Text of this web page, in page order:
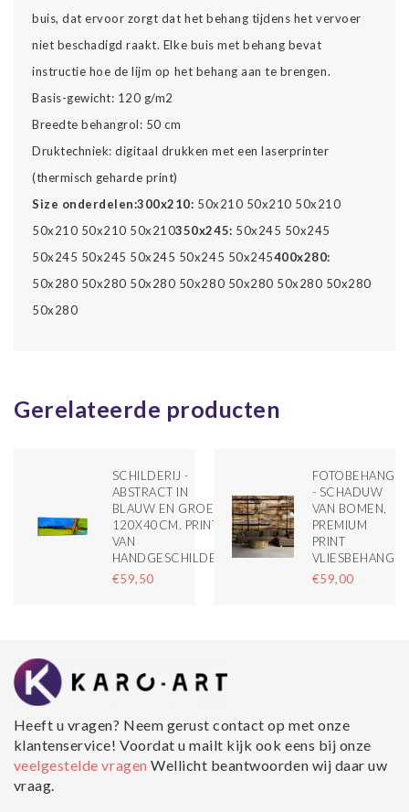
buis, dat ervoor zorgt dat het behang tijdens het vervoer
niet beschadigd raakt. Elke buis met behang bevat
instructie hoe de lijm op het behang aan te brengen.
Basis-gewicht: 120 g/m2
Breedte behangrol: 50 cm
Druktechniek: digitaal drukken met een laserprinter
(thermisch geharde print)
Size onderdelen:300x210: 50x210 50x210 50x210
50x210 50x210 50x210350x245: 50x245 50x245
50x245 50x245 50x245 50x245 50x245400x280:
50x280 50x280 50x280 50x280 50x280 50x280 50x280
50x280
Gerelateerde producten
SCHILDERIJ -
ABSTRACT IN
BLAUW EN GROEN
120X40CM. PRINT
VAN
HANDGESCHILDERD
€59,50
FOTOBEHANG
- SCHADUW
VAN BOMEN,
PREMIUM
PRINT
VLIESBEHANG
€59,00
Heeft u vragen? Neem gerust contact op met onze
klantenservice! Voordat u mailt kijk ook eens bij onze
veelgestelde vragenWellicht beantwoorden wij daar uw
vraag.